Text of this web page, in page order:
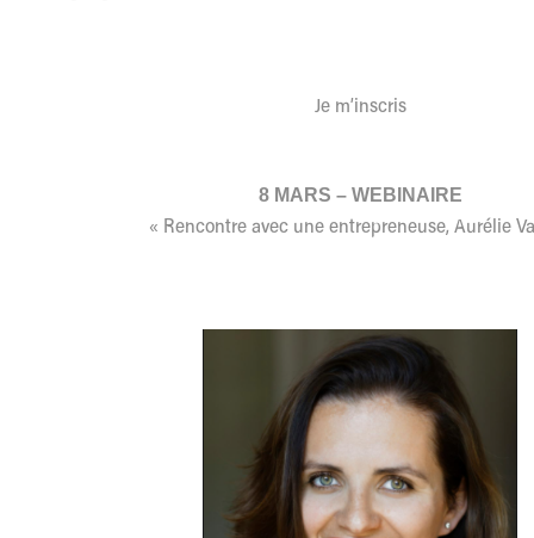
Je m’inscris
8 MARS – WEBINAIRE
« Rencontre avec une entrepreneuse, Aurélie